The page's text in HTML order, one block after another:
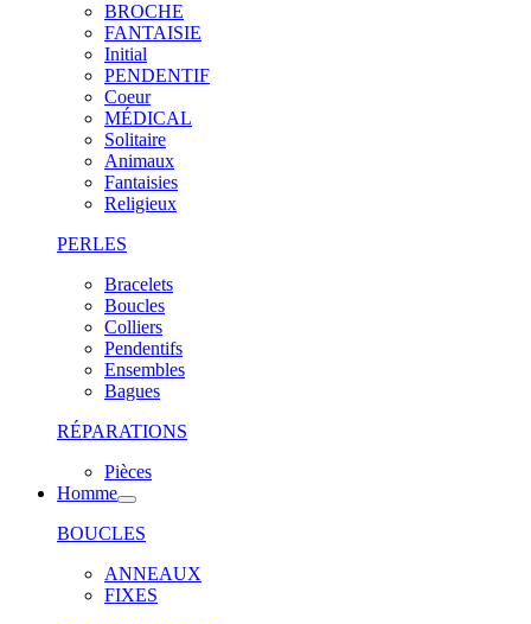
BROCHE
FANTAISIE
Initial
PENDENTIF
Coeur
MÉDICAL
Solitaire
Animaux
Fantaisies
Religieux
PERLES
Bracelets
Boucles
Colliers
Pendentifs
Ensembles
Bagues
RÉPARATIONS
Pièces
Homme
BOUCLES
ANNEAUX
FIXES